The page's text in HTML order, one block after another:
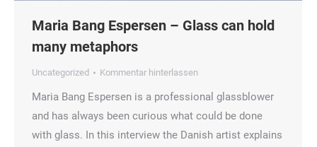
Maria Bang Espersen – Glass can hold
many metaphors
Uncategorized Kommentar hinterlassen
Maria Bang Espersen is a professional glassblower
and has always been curious what could be done
with glass. In this interview the Danish artist explains